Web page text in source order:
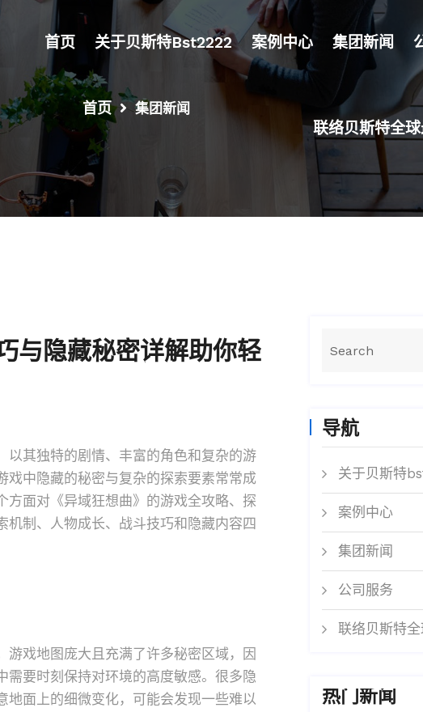
首页 关于贝斯特bst2222 案例中心 集团新闻
联络贝斯特全
首页 集团新闻
与隐藏秘密详解助你轻
以其独特的剧情、丰富的角色和复杂的游
中隐藏的秘密与复杂的探索要素常常成
方面对《异域狂想曲》的游戏全攻略、探
制、人物成长、战斗技巧和隐藏内容四
戏地图庞大且充满了许多秘密区域，因
需要时刻保持对环境的高度敏感。很多隐
面上的细微变化，可能会发现一些难以
导航
关于贝斯特
案例中心
集团新闻
公司服务
联络贝斯特
热门新闻